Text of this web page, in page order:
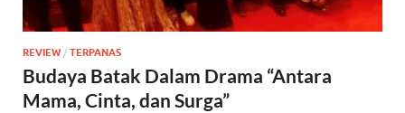
REVIEW / TERPANAS
Budaya Batak Dalam Drama “Antara
Mama, Cinta, dan Surga”